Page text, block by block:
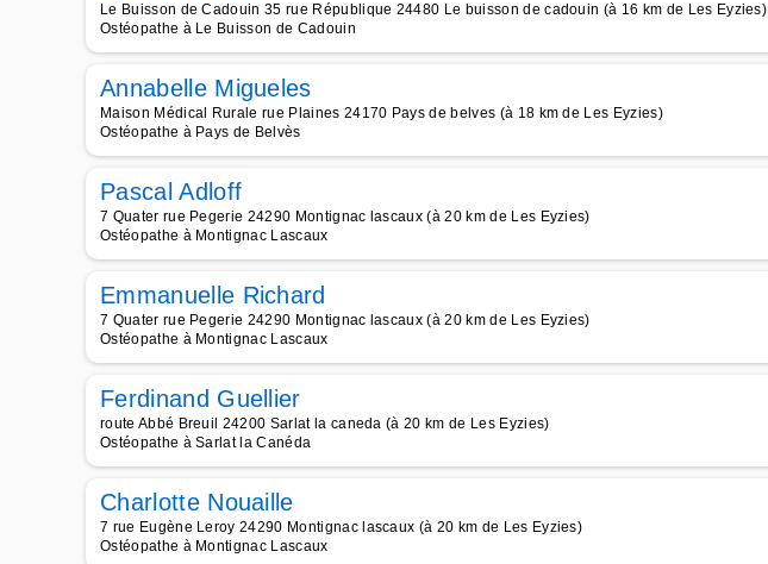
Le Buisson de Cadouin 35 rue République 24480 Le buisson de cadouin (à 16 km de Les Eyzies)
Ostéopathe à Le Buisson de Cadouin
Annabelle Migueles
Maison Médical Rurale rue Plaines 24170 Pays de belves (à 18 km de Les Eyzies)
Ostéopathe à Pays de Belvès
Pascal Adloff
7 Quater rue Pegerie 24290 Montignac lascaux (à 20 km de Les Eyzies)
Ostéopathe à Montignac Lascaux
Emmanuelle Richard
7 Quater rue Pegerie 24290 Montignac lascaux (à 20 km de Les Eyzies)
Ostéopathe à Montignac Lascaux
Ferdinand Guellier
route Abbé Breuil 24200 Sarlat la caneda (à 20 km de Les Eyzies)
Ostéopathe à Sarlat la Canéda
Charlotte Nouaille
7 rue Eugène Leroy 24290 Montignac lascaux (à 20 km de Les Eyzies)
Ostéopathe à Montignac Lascaux